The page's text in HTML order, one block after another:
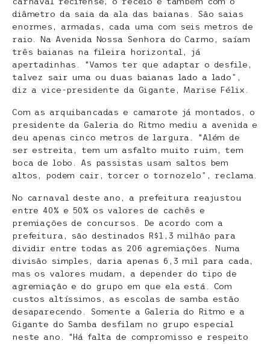
diâmetro da saia da ala das baianas. São saias
enormes, armadas, cada uma com seis metros de
raio. Na Avenida Nossa Senhora do Carmo, saíam
três baianas na fileira horizontal, já
apertadinhas. “Vamos ter que adaptar o desfile,
talvez sair uma ou duas baianas lado a lado”,
diz a vice-presidente da Gigante, Marise Félix.
Com as arquibancadas e camarote já montados, o
presidente da Galeria do Ritmo mediu a avenida e
deu apenas cinco metros de largura. “Além de
ser estreita, tem um asfalto muito ruim, tem
boca de lobo. As passistas usam saltos bem
altos, podem cair, torcer o tornozelo”, reclama.
No carnaval deste ano, a prefeitura reajustou
entre 40% e 50% os valores de cachês e
premiações de concursos. De acordo com a
prefeitura, são destinados R$1,3 milhão para
dividir entre todas as 206 agremiações. Numa
divisão simples, daria apenas 6,3 mil para cada,
mas os valores mudam, a depender do tipo de
agremiação e do grupo em que ela está. Com
custos altíssimos, as escolas de samba estão
desaparecendo. Somente a Galeria do Ritmo e a
Gigante do Samba desfilam no grupo especial
neste ano. “Há falta de compromisso e respeito